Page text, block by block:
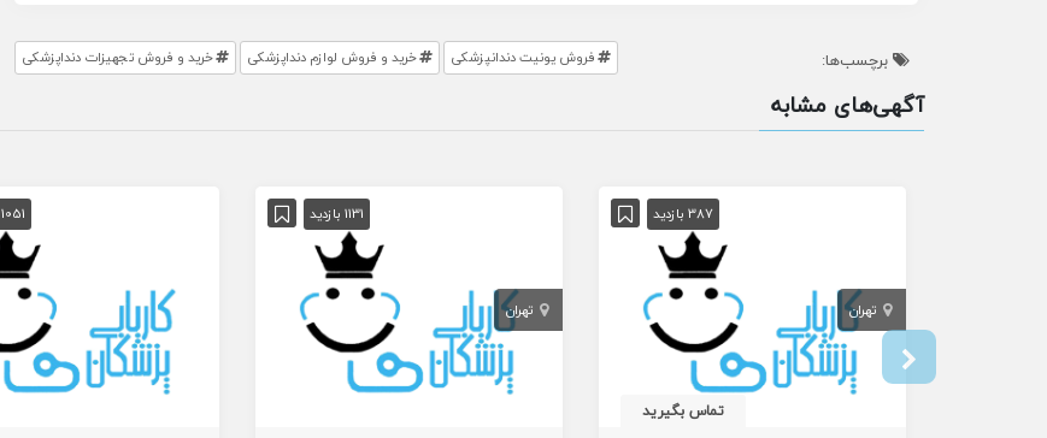
برچسب‌ها: فروش یونیت دندانپزشکی خرید و فروش لوازم دنداپزشکی خرید و فروش تجهیزات دنداپزشکی
آگهی‌های مشابه
387 بازدید
تهران
تماس بگیرید
1131 بازدید
تهران
1051 بازدید